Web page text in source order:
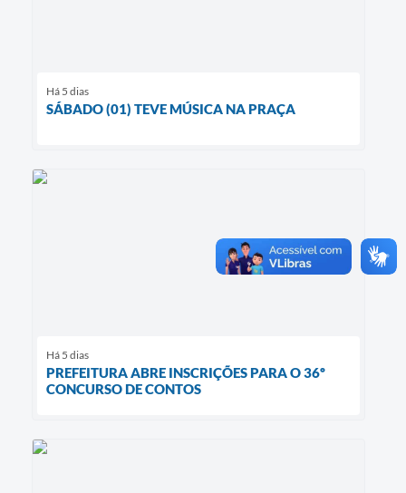
Há 5 dias
SÁBADO (01) TEVE MÚSICA NA PRAÇA
Há 5 dias
PREFEITURA ABRE INSCRIÇÕES PARA O 36º
CONCURSO DE CONTOS